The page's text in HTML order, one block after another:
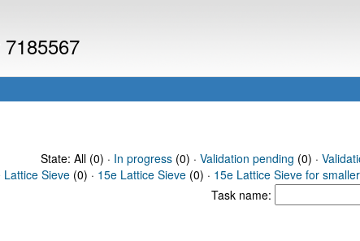
State: All (0) · In progress(0) · Validation pending (0) ·
Lattice Sieve (0) · 15e Lattice Sieve (0) · 15e Lattice Sieve for
Task name: